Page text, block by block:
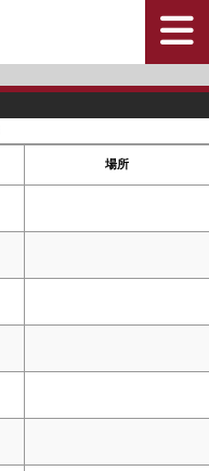
場所